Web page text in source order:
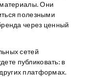
Они
полезными
через ценный
сетей
публиковать: в
платформах.